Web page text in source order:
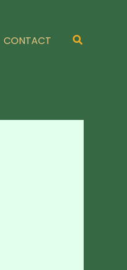
CONTACT Zoeken